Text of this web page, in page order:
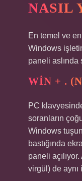
NASIL
En temel ve
Windows
paneli aslında
WIN + .
PC
soranların
Windows
bastığında
paneli
virgül) de aynı